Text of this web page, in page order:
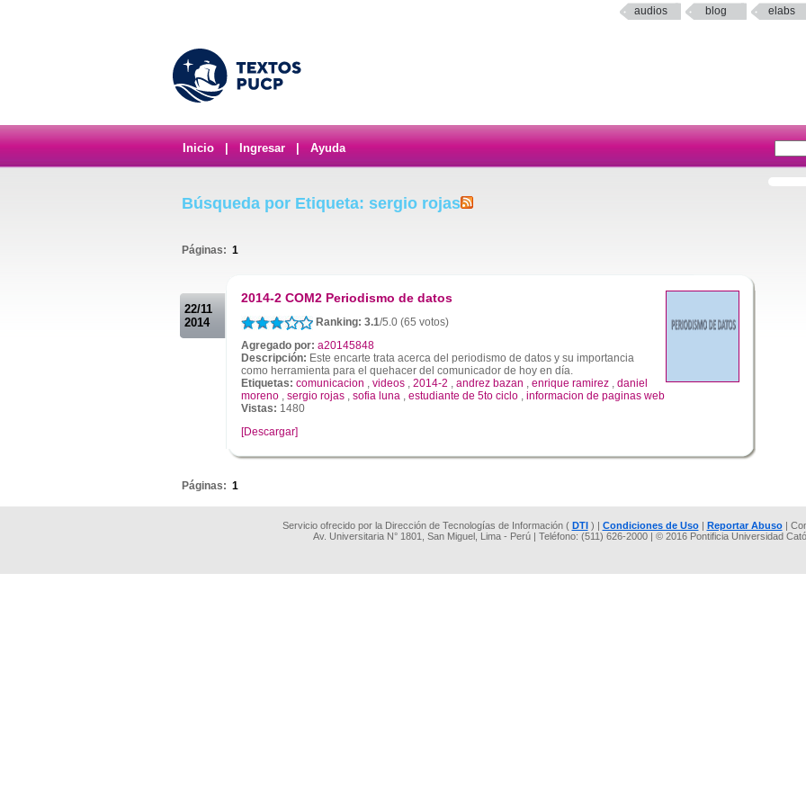
audios blog elabs
Inicio Ingresar Ayuda
Búsqueda por Etiqueta: sergio rojas
Páginas: 1
22/11
2014
2014-2 COM2 Periodismo de datos
Ranking: 3.1/5.0 (65 votos)
Agregado por: a20145848
Descripción: Este encarte trata acerca del periodismo de datos y su importancia
como herramienta para el quehacer del comunicador de hoy en día.
Etiquetas: comunicacion , videos , 2014-2 , andrez bazan , enrique ramirez , daniel
moreno , sergio rojas , sofia luna , estudiante de 5to ciclo , informacion de paginas web
Vistas: 1480
[Descargar]
Páginas: 1
Servicio ofrecido por la Dirección de Tecnologías de Información ( DTI) | Condiciones de Uso| Reportar Abuso|
Av. Universitaria N° 1801, San Miguel, Lima - Perú | Teléfono: (511) 626-2000 | © 2016 Pontificia Universidad